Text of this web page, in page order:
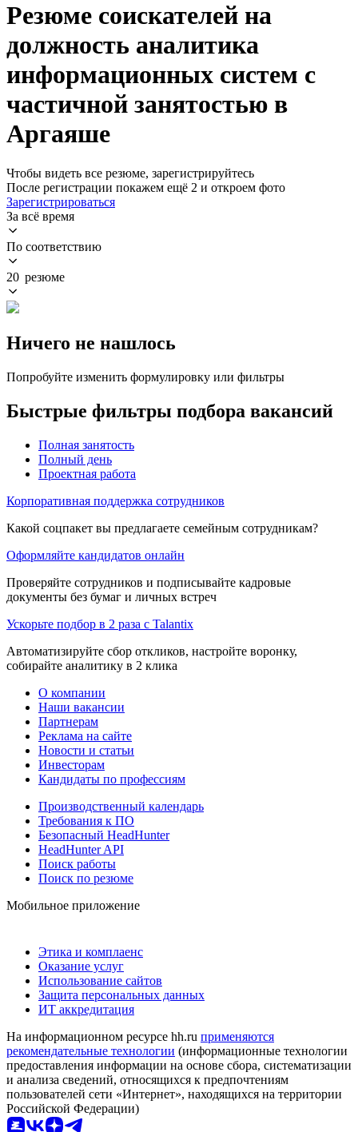
Резюме соискателей на
должность аналитика
информационных систем с
частичной занятостью в
Аргаяше
Чтобы видеть все резюме, зарегистрируйтесь
После регистрации покажем ещё 2 и откроем фото
Зарегистрироваться
За всё время
По соответствию
20 резюме
Ничего не нашлось
Попробуйте изменить формулировку или фильтры
Быстрые фильтры подбора вакансий
Полная занятость
Полный день
Проектная работа
Корпоративная поддержка сотрудников
Какой соцпакет вы предлагаете семейным сотрудникам?
Оформляйте кандидатов онлайн
Проверяйте сотрудников и подписывайте кадровые
документы без бумаг и личных встреч
Ускорьте подбор в 2 раза с Talantix
Автоматизируйте сбор откликов, настройте воронку,
собирайте аналитику в 2 клика
О компании
Наши вакансии
Партнерам
Реклама на сайте
Новости и статьи
Инвесторам
Кандидаты по профессиям
Производственный календарь
Требования к ПО
Безопасный HeadHunter
HeadHunter API
Поиск работы
Поиск по резюме
Мобильное приложение
Этика и комплаенс
Оказание услуг
Использование сайтов
Защита персональных данных
ИТ аккредитация
На информационном ресурсе hh.ru применяются
рекомендательные технологии (информационные технологии
предоставления информации на основе сбора, систематизации
и анализа сведений, относящихся к предпочтениям
пользователей сети «Интернет», находящихся на территории
Российской Федерации)